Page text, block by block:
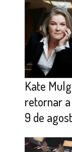
Kate
retornar
9 de